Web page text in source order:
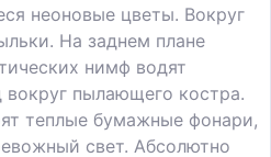
неоновые цветы. Вокруг
На заднем плане
нимф водят
вокруг пылающего костра.
теплые бумажные фонари,
свет. Абсолютно